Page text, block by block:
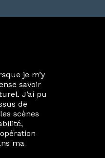
dans les
Diplôme
que
En
projets
Langkawi,
et les